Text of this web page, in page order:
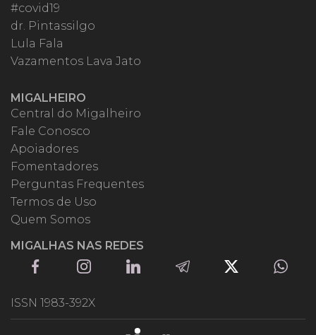
#covid19
dr. Pintassilgo
Lula Fala
Vazamentos Lava Jato
MIGALHEIRO
Central do Migalheiro
Fale Conosco
Apoiadores
Fomentadores
Perguntas Frequentes
Termos de Uso
Quem Somos
MIGALHAS NAS REDES
ISSN 1983-392X